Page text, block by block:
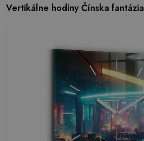
Vertikálne hodiny Čínska fantázia